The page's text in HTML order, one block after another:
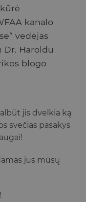
kanalo
vedėjas
Dr. Haroldu
blogo
jis dvelkia ką
svečias pasakys
jus mūsų